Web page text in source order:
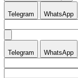
Telegram WhatsApp
Telegram WhatsApp